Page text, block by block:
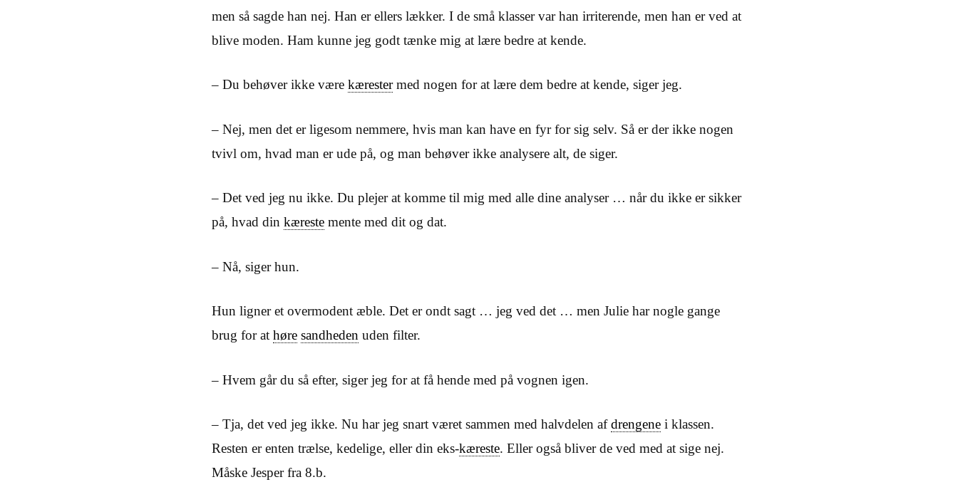
men så sagde han nej. Han er ellers lækker. I de små klasser var han irriterende, men han er ved at
blive moden. Ham kunne jeg godt tænke mig at lære bedre at kende.
– Du behøver ikke være kærestermed nogen for at lære dem bedre at kende, siger jeg.
– Nej, men det er ligesom nemmere, hvis man kan have en fyr for sig selv. Så er der ikke nogen
tvivl om, hvad man er ude på, og man behøver ikke analysere alt, de siger.
– Det ved jeg nu ikke. Du plejer at komme til mig med alle dine analyser … når du ikke er sikker
på, hvad din kæreste mente med dit og dat.
– Nå, siger hun.
Hun ligner et overmodent æble. Det er ondt sagt … jeg ved det … men Julie har nogle gange
brug for at høre sandheden uden filter.
– Hvem går du så efter, siger jeg for at få hende med på vognen igen.
– Tja, det ved jeg ikke. Nu har jeg snart været sammen med halvdelen afdrengene i klassen.
Resten er enten trælse, kedelige, eller din eks-kæreste. Eller også bliver de ved med at sige nej.
Måske Jesper fra 8.b.